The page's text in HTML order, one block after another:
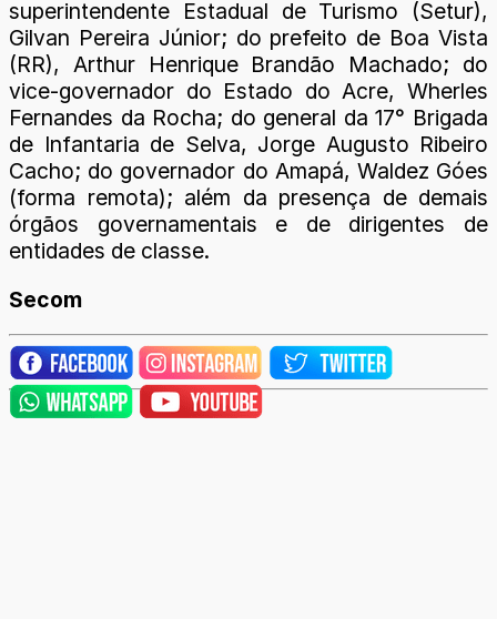
superintendente Estadual de Turismo (Setur),
Gilvan Pereira Júnior; do prefeito de Boa Vista
(RR), Arthur Henrique Brandão Machado; do
vice-governador do Estado do Acre, Wherles
Fernandes da Rocha; do general da 17° Brigada
de Infantaria de Selva, Jorge Augusto Ribeiro
Cacho; do governador do Amapá, Waldez Góes
(forma remota); além da presença de demais
órgãos governamentais e de dirigentes de
entidades de classe.
Secom